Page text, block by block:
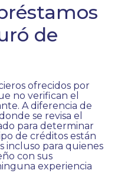
de
ofrecidos por
no verifican el
A diferencia de
se revisa el
para determinar
de créditos están
incluso para quienes
con sus
experiencia